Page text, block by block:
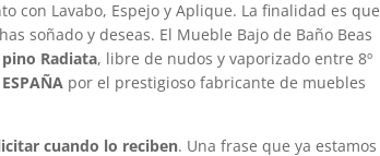
con Lavabo, Espejo y Aplique. La finalidad es que
soñado y deseas. El Mueble Bajo de Baño Beas
Radiata, libre de nudos y vaporizado entre 8º
por el prestigioso fabricante de muebles
cuando lo reciben. Una frase que ya estamos